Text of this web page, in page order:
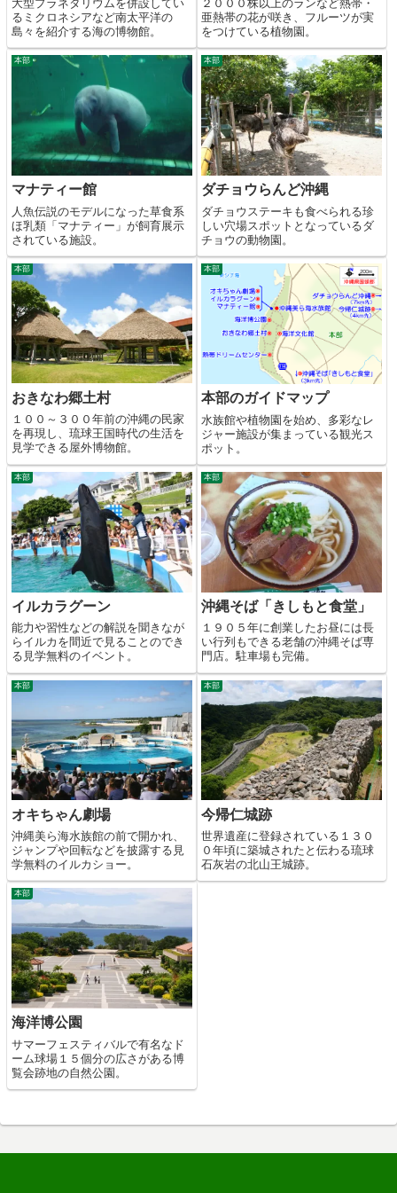
大型プラネタリウムを併設してい
るミクロネシアなど南太平洋の
島々を紹介する海の博物館。
２０００株以上のランなど熱帯・
亜熱帯の花が咲き、フルーツが実
をつけている植物園。
本部
マナティー館
人魚伝説のモデルになった草食系
ほ乳類「マナティー」が飼育展示
されている施設。
本部
ダチョウらんど沖縄
ダチョウステーキも食べられる珍
しい穴場スポットとなっているダ
チョウの動物園。
本部
おきなわ郷土村
１００～３００年前の沖縄の民家
を再現し、琉球王国時代の生活を
見学できる屋外博物館。
本部
本部のガイドマップ
水族館や植物園を始め、多彩なレ
ジャー施設が集まっている観光ス
ポット。
本部
イルカラグーン
能力や習性などの解説を聞きなが
らイルカを間近で見ることのでき
る見学無料のイベント。
本部
沖縄そば「きしもと食堂」
１９０５年に創業したお昼には長
い行列もできる老舗の沖縄そば専
門店。駐車場も完備。
本部
オキちゃん劇場
沖縄美ら海水族館の前で開かれ、
ジャンプや回転などを披露する見
学無料のイルカショー。
本部
今帰仁城跡
世界遺産に登録されている１３０
０年頃に築城されたと伝わる琉球
石灰岩の北山王城跡。
本部
海洋博公園
サマーフェスティバルで有名なド
ーム球場１５個分の広さがある博
覧会跡地の自然公園。